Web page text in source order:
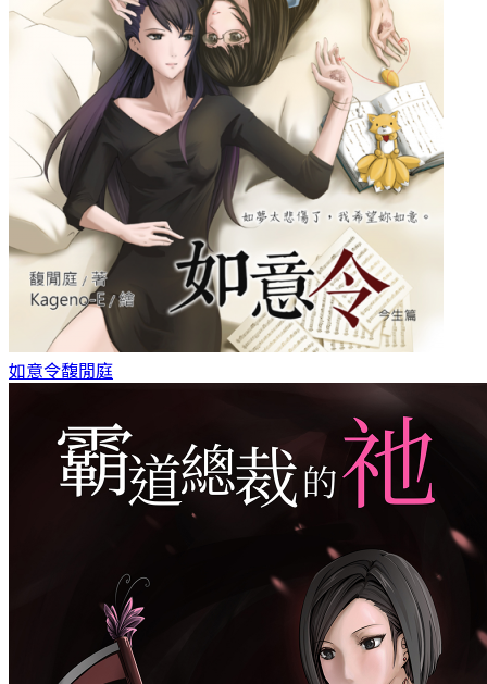
如意令馥閒庭